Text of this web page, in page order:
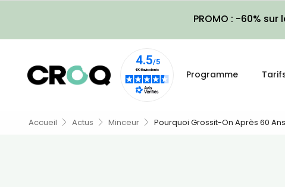
PROMO : -60%
Programme
Accueil Actus Minceur Pourquoi Grossit-On Après 60